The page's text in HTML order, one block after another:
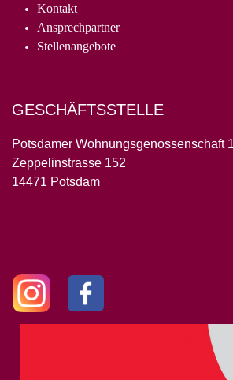
Kontakt
Ansprechpartner
Stellenangebote
GESCHÄFTSSTELLE
Potsdamer Wohnungsgenossenschaft
Zeppelinstrasse 152
14471 Potsdam